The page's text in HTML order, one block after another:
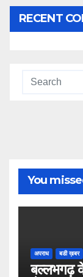
RECENT
You
अपराध बडी ख़बर
बल्लभगढ़